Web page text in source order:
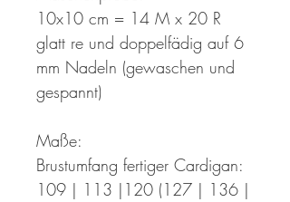
10x10 cm = 14 M x 20 R
glatt re und doppelfädig auf 6
mm Nadeln (gewaschen und
gespannt)
Maße:
Brustumfang fertiger Cardigan:
109 | 113 |120 (127 | 136 |